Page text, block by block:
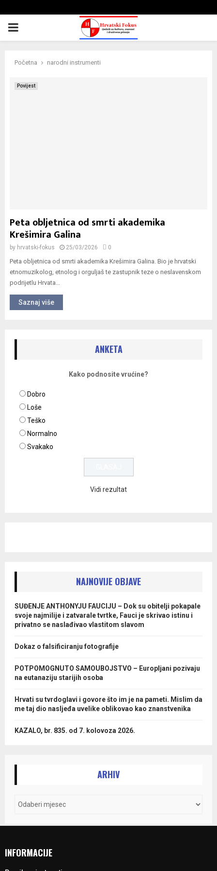
PRIMARY
Početna narodni instrumenti
Povijest
Peta obljetnica od smrti akademika
Krešimira Galina
by hrvatski-fokus 25/03/2026 0
Peta obljetnica od smrti akademika Krešimira Galina. Bio je hrvatski
etnomuzikolog, etnolog i orguljaš te zastupnik teze o neslavenskom
podrijetlu Hrvata...
Saznaj više
ANKETA
Kako podnosite vrućine?
Dobro
Loše
Teško
Normalno
Svakako
Vidi rezultat
NAJNOVIJE OBJAVE
SUĐENJE ANTHONYJU FAUCIJU – Dok su obitelji pokapale
svoje najmilije i zatvarale tvrtke, Fauci je skrivao istinu i
privatno se naslađivao vlastitom slavom
Dokaz o falsificiranju fotografije
POTPOMOGNUTO SAMOUBOJSTVO – Europljani pozivaju
na eutanaziju starijih osoba
Hrvati su tvrdoglavi i govore što im je na pameti. Mislim da
me taj dio nasljeđa uvelike oblikovao kao znanstvenika
KAZALO, br. 835. od 7. kolovoza 2026.
ARHIV
INFORMACIJE